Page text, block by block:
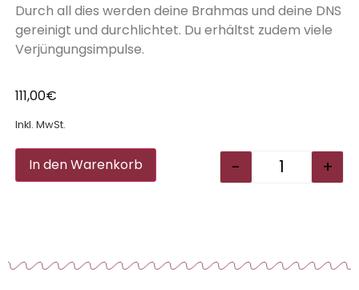
Durch all dies werden deine Brahmas und deine DNS
gereinigt und durchlichtet. Du erhältst zudem viele
Verjüngungsimpulse.
111,00€
Inkl. MwSt.
- +
In den Warenkorb Alternative: